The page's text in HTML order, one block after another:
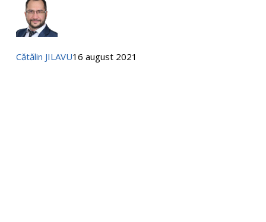
pentru
România
Cătălin JILAVU16 august 2021